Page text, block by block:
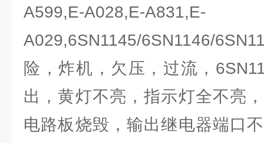
A599,E-A028,E-A831,E-
A029,6SN1145/6SN1146/
险，炸机，欠压，过流，
出，黄灯不亮，指示灯全不亮
电路板烧毁，输出继电器端口